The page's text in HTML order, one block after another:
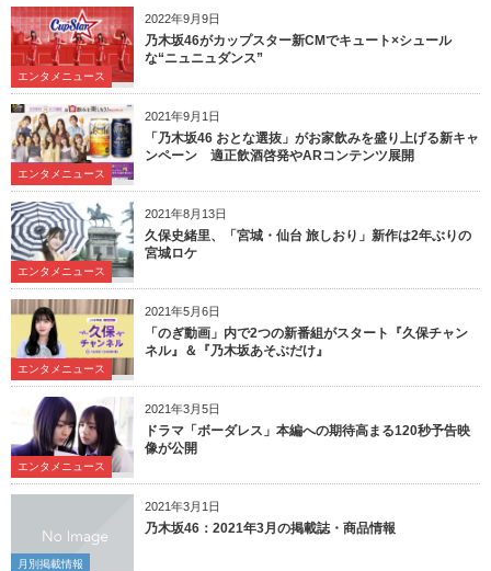
2022年9月9日
エンタメニュース
乃木坂46がカップスター新CMでキュート×シュール
な“ニュニュダンス”
2021年9月1日
エンタメニュース
「乃木坂46 おとな選抜」がお家飲みを盛り上げる新キャ
ンペーン 適正飲酒啓発やARコンテンツ展開
2021年8月13日
エンタメニュース
久保史緒里、「宮城・仙台 旅しおり」新作は2年ぶりの
宮城ロケ
2021年5月6日
エンタメニュース
「のぎ動画」内で2つの新番組がスタート『久保チャン
ネル』＆『乃木坂あそぶだけ』
2021年3月5日
エンタメニュース
ドラマ「ボーダレス」本編への期待高まる120秒予告映
像が公開
2021年3月1日
月別掲載情報
乃木坂46：2021年3月の掲載誌・商品情報